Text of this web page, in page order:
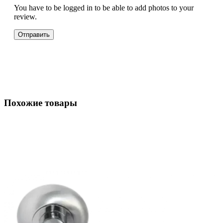
You have to be logged in to be able to add photos to your
review.
Похожие товары